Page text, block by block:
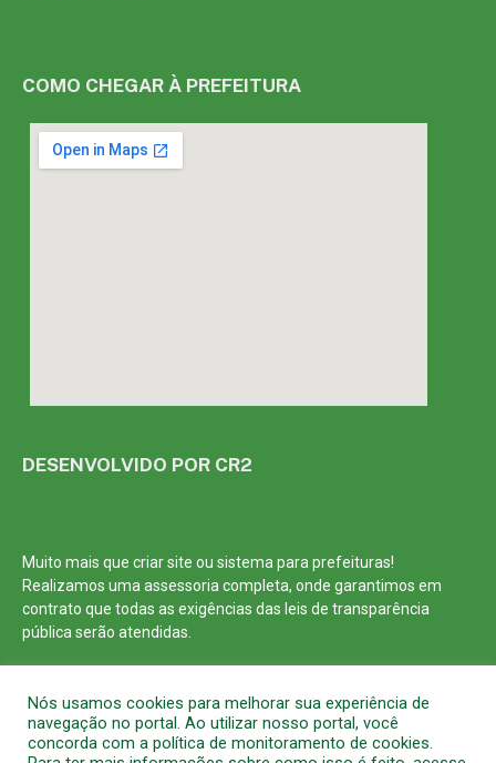
COMO CHEGAR À PREFEITURA
DESENVOLVIDO POR CR2
Muito mais que criar site ou sistema para prefeituras!
Realizamos umaassessoriacompleta, onde garantimos em
contrato que todas as exigências das leis de transparência
públicaserão atendidas.
Nós usamos cookies para melhorar sua experiência de
navegação no portal. Ao utilizar nosso portal, você
concorda com a política de monitoramento de cookies.